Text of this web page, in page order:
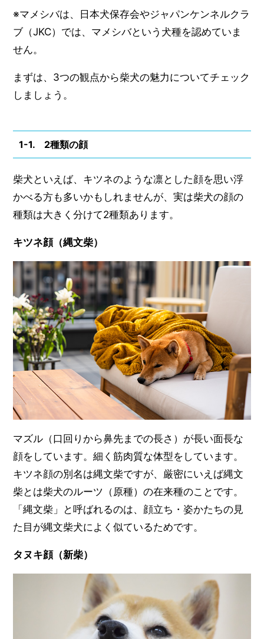
※マメシバは、日本犬保存会やジャパンケンネルクラ
ブ（JKC）では、マメシバという犬種を認めていま
せん。
まずは、3つの観点から柴犬の魅力についてチェック
しましょう。
1-1. 2種類の顔
柴犬といえば、キツネのような凛とした顔を思い浮
かべる方も多いかもしれませんが、実は柴犬の顔の
種類は大きく分けて2種類あります。
キツネ顔（縄文柴）
マズル（口回りから鼻先までの長さ）が長い面長な
顔をしています。細く筋肉質な体型をしています。
キツネ顔の別名は縄文柴ですが、厳密にいえば縄文
柴とは柴犬のルーツ（原種）の在来種のことです。
「縄文柴」と呼ばれるのは、顔立ち・姿かたちの見
た目が縄文柴犬によく似ているためです。
タヌキ顔（新柴）